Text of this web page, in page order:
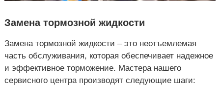
Замена тормозной жидкости
Замена тормозной жидкости – это неотъемлемая
часть обслуживания, которая обеспечивает надежное
и эффективное торможение. Мастера нашего
сервисного центра производят следующие шаги: